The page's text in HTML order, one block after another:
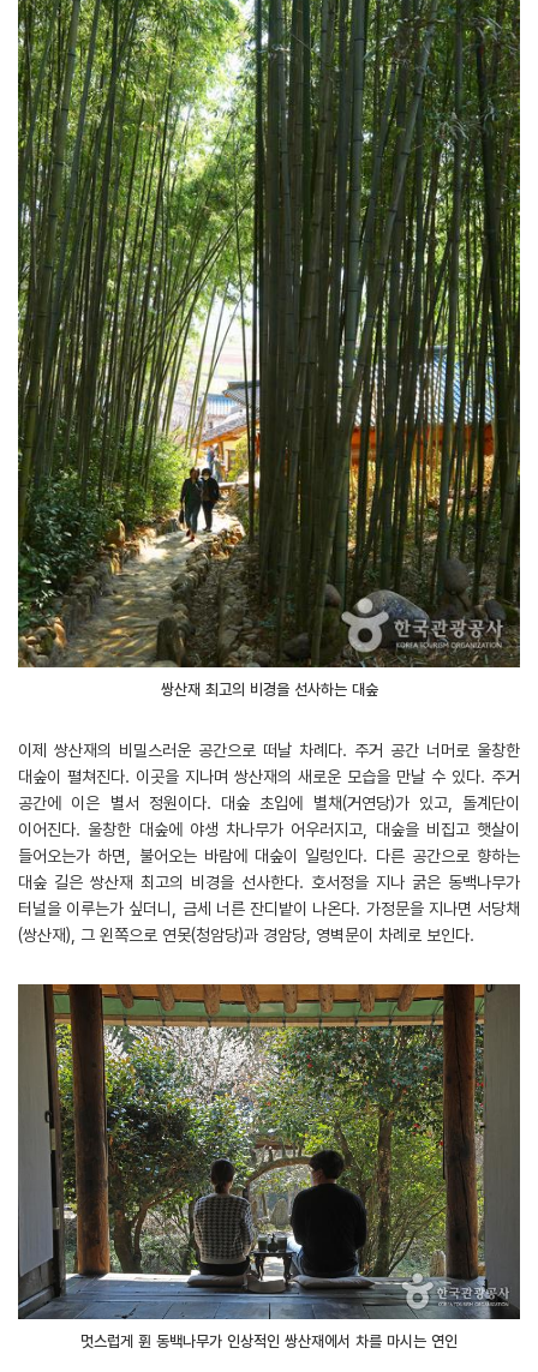
쌍산재 최고의 비경을 선사하는 대숲
이제 쌍산재의 비밀스러운 공간으로 떠날 차례다. 주거 공간 너머로 울창한
대숲이 펼쳐진다. 이곳을 지나며 쌍산재의 새로운 모습을 만날 수 있다. 주거
공간에 이은 별서 정원이다. 대숲 초입에 별채(거연당)가 있고, 돌계단이
이어진다. 울창한 대숲에 야생 차나무가 어우러지고, 대숲을 비집고 햇살이
들어오는가 하면, 불어오는 바람에 대숲이 일렁인다. 다른 공간으로 향하는
대숲 길은 쌍산재 최고의 비경을 선사한다. 호서정을 지나 굵은 동백나무가
터널을 이루는가 싶더니, 금세 너른 잔디밭이 나온다. 가정문을 지나면 서당채
(쌍산재), 그 왼쪽으로 연못(청암당)과 경암당, 영벽문이 차례로 보인다.
멋스럽게 휜 동백나무가 인상적인 쌍산재에서 차를 마시는 연인